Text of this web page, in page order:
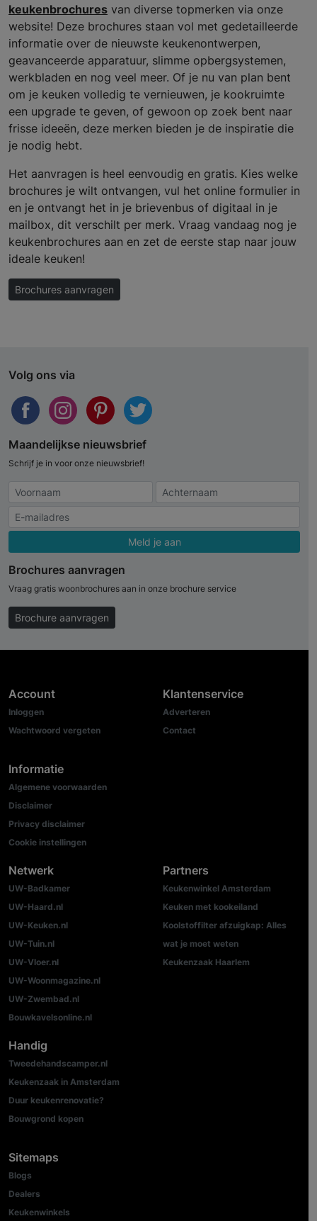
keukenbrochures van diverse topmerken via onze
website! Deze brochures staan vol met gedetailleerde
informatie over de nieuwste keukenontwerpen,
geavanceerde apparatuur, slimme opbergsystemen,
werkbladen en nog veel meer. Of je nu van plan bent
om je keuken volledig te vernieuwen, je kookruimte
een upgrade te geven, of gewoon op zoek bent naar
frisse ideeën, deze merken bieden je de inspiratie die
je nodig hebt.
Het aanvragen is heel eenvoudig en gratis. Kies welke
brochures je wilt ontvangen, vul het online formulier in
en je ontvangt het in je brievenbus of digitaal in je
mailbox, dit verschilt per merk. Vraag vandaag nog je
keukenbrochures aan en zet de eerste stap naar jouw
ideale keuken!
Brochures aanvragen
Volg ons via
Maandelijkse nieuwsbrief
Schrijf je in voor onze nieuwsbrief!
Meld je aan
Brochures aanvragen
Vraag gratis woonbrochures aan in onze brochure service
Brochure aanvragen
Account
Inloggen
Wachtwoord vergeten
Informatie
Algemene voorwaarden
Disclaimer
Privacy disclaimer
Cookie instellingen
Klantenservice
Adverteren
Contact
Netwerk
UW-Badkamer
UW-Haard.nl
UW-Keuken.nl
UW-Tuin.nl
UW-Vloer.nl
UW-Woonmagazine.nl
UW-Zwembad.nl
Bouwkavelsonline.nl
Partners
Keukenwinkel Amsterdam
Keuken met kookeiland
Koolstoffilter afzuigkap: Alles
wat je moet weten
Keukenzaak Haarlem
Handig
Tweedehandscamper.nl
Keukenzaak in Amsterdam
Duur keukenrenovatie?
Bouwgrond kopen
Sitemaps
Blogs
Dealers
Keukenwinkels